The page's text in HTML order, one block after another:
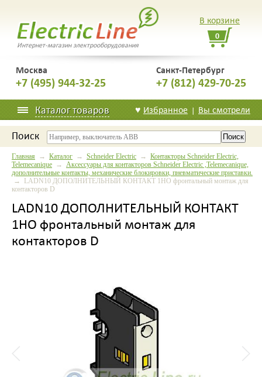
Интернет-магазин электрооборудования
Москва
+7 (495) 944-32-25
Санкт-Петербург
+7 (812) 429-70-25
В корзине
0
Каталог товаров ♥ Избранное | Вы смотрели
Поиск
Главная → Каталог → Schneider Electric → Контакторы Schneider Electric,
Telemecanique → Аксессуары для контакторов Schneider Electric ,Telemecanique,
дополнительные контакты, механические блокировки, пневматические приставки.
→ LADN10 ДОПОЛНИТЕЛЬНЫЙ КОНТАКТ 1НО фронтальный монтаж для
контакторов D
LADN10 ДОПОЛНИТЕЛЬНЫЙ КОНТАКТ
1НО фронтальный монтаж для
контакторов D